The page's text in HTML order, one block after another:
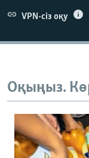
VPN-сіз оқу
Оқыңыз.